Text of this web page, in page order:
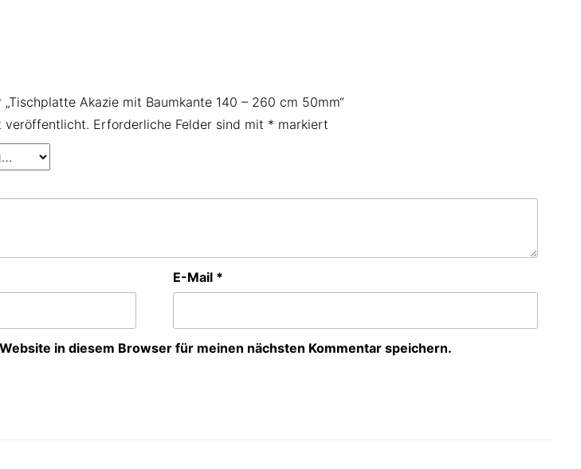
Akazie mit Baumkante 140 – 260 cm 50mm“
veröffentlicht. Erforderliche Felder sind mit * markiert
E-Mail *
in diesem Browser für meinen nächsten Kommentar speichern.